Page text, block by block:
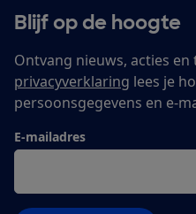
Blijf op de hoogte
Ontvang nieuws, acties
privacyverklaring lees je
persoonsgegevens en e-
E-mailadres